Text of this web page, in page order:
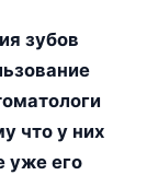
зубов
что у них
уже его